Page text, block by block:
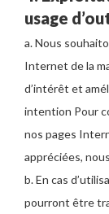
usage
a. Nous
Internet de la
d’intérêt et
intention Pour
nos pages
appréciées,
b. En cas
pourront être